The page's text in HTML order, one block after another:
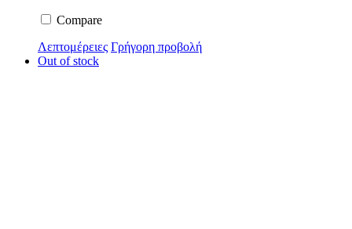
Compare
Λεπτομέρειες Γρήγορη προβολή
Out of stock